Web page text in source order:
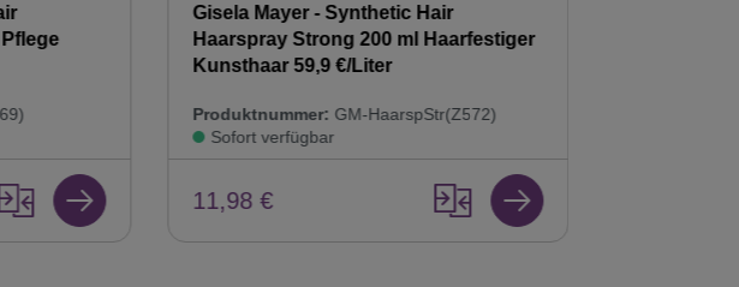
Gisela Mayer - Synthetic Hair
Haarspray Strong 200 ml Haarfestiger
Kunsthaar 59,9 €/Liter
Produktnummer: GM-HaarspStr(Z572)
Sofort verfügbar
11,98 €